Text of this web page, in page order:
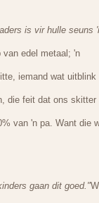
is vir hulle seuns
van edel metaal; 'n
iemand wat uitblink
die feit dat ons skitter
van 'n pa. Want die
gaan dit goed."